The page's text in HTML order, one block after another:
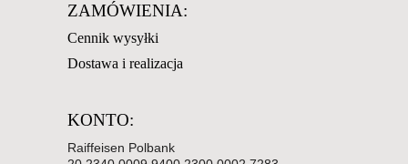
ZAMÓWIENIA:
Cennik wysyłki
Dostawa i realizacja
KONTO:
Raiffeisen Polbank